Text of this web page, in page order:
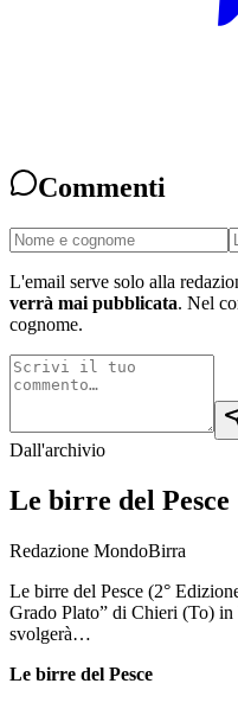
Commenti
L'email serve solo alla
verrà mai pubblicata. Nel
cognome.
Dall'archivio
Le birre del Pesce
Redazione MondoBirra
Le birre del Pesce (2°
Grado Plato” di Chieri (To) in
svolgerà…
Le birre del Pesce